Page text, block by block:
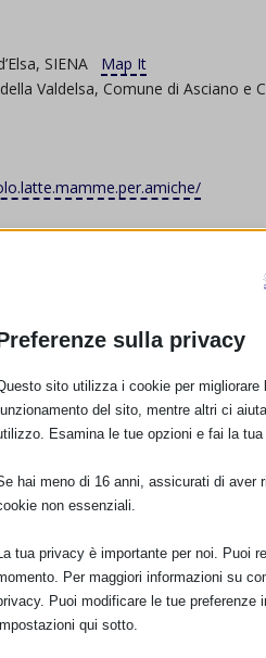
SIENA Map It
Valdelsa, Comune di Asciano e
in modalità peer to peer,
corrette con le madri, il
della diade mamma-bambino,
dell’iniziativa internazionale
già affermato programma
diffusione di pratiche rispettose
sulla privacy
sito utilizza i cookie per migliorare
del sito, mentre altri ci
Esamina le tue opzioni e fai la
hai meno di 16 anni, assicurati di aver
non essenziali.
tua privacy è importante per noi. Puoi
Per maggiori informazioni su
Puoi modificare le tue
qui sotto.